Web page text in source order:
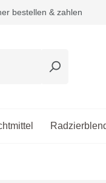
bestellen & zahlen
Öle &
Schließe das